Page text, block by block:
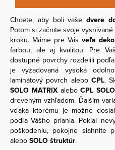
Chcete, aby boli vaše dvere
Potom si začnite svoje
kroku. Máme pre Vás veľa
farbou, ale aj kvalitou. Pre
dostupné povrchy rozdelili
je vyžadovaná vysoká
laminátový povrch alebo CPL.
SOLO MATRIXaleboCPL
dreveným vzhľadom. Ďalším
vďaka ktorému je možné
podľa Vášho priania. Pokiaľ
poškodeniu, pokojne siahnite
alebo SOLO štruktúr.